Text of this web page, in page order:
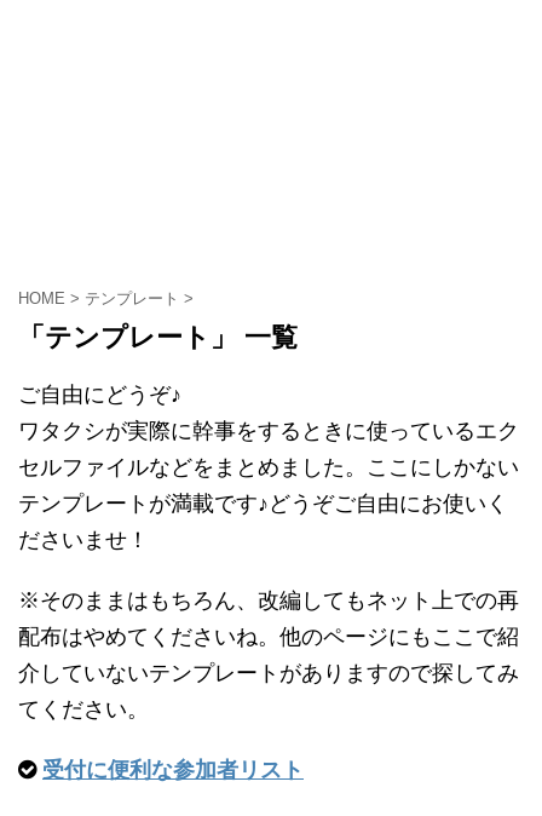
HOME > テンプレート >
「テンプレート」 一覧
ご自由にどうぞ♪
ワタクシが実際に幹事をするときに使っているエク
セルファイルなどをまとめました。ここにしかない
テンプレートが満載です♪どうぞご自由にお使いく
ださいませ！
※そのままはもちろん、改編してもネット上での再
配布はやめてくださいね。他のページにもここで紹
介していないテンプレートがありますので探してみ
てください。
受付に便利な参加者リスト